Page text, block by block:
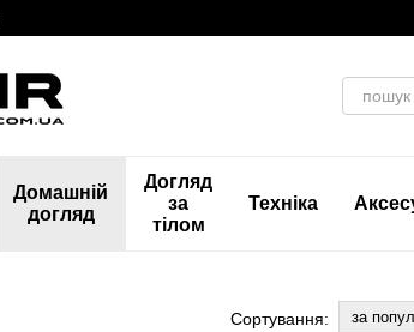
Домашній
догляд
Догляд
за
тілом
Техніка
Сортування: за